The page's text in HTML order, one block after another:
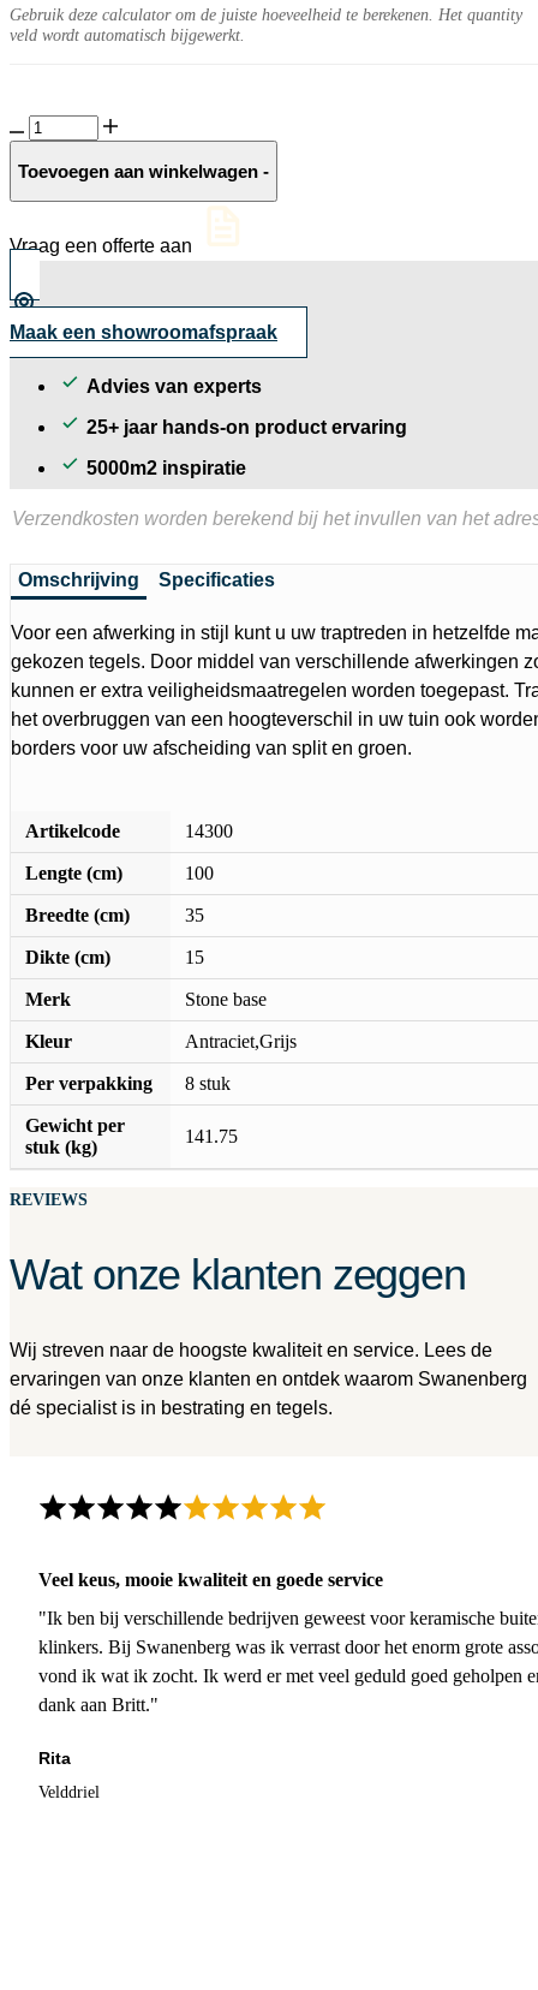
Gebruik deze calculator om de juiste hoeveelheid te berekenen. Het quantity
veld wordt automatisch bijgewerkt.
Orient
Dark
traptrede
Toevoegen aan winkelwagen -
Vraag een offerte aan
Maak een showroomafspraak
Advies van experts
25+ jaar hands-on product ervaring
5000m2 inspiratie
Verzendkosten worden berekend bij het invullen van het
Omschrijving Specificaties
Voor een afwerking in stijl kunt u uw traptreden in hetzelfde
gekozen tegels. Door middel van verschillende afwerkingen
kunnen er extra veiligheidsmaatregelen worden toegepast.
het overbruggen van een hoogteverschil in uw tuin ook
borders voor uw afscheiding van split en groen.
Artikelcode 14300
Lengte (cm) 100
Breedte (cm) 35
Dikte (cm) 15
Merk Stone base
Kleur Antraciet,Grijs
Per verpakking 8 stuk
Gewicht per
stuk (kg)
141.75
REVIEWS
Wat onze klanten zeggen
Wij streven naar de hoogste kwaliteit en service. Lees de
ervaringen van onze klanten en ontdek waarom Swanenberg
dé specialist is in bestrating en tegels.
Veel keus, mooie kwaliteit en goede service
"Ik ben bij verschillende bedrijven geweest voor keramische
klinkers. Bij Swanenberg was ik verrast door het enorm grote
vond ik wat ik zocht. Ik werd er met veel geduld goed geholpen
dank aan Britt."
Rita
Velddriel